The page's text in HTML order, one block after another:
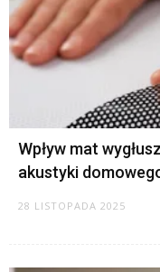
Wpływ mat
akustyki
28 LISTOPADA 2025